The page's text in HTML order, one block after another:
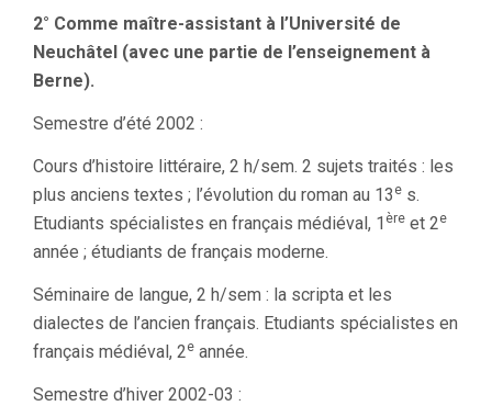
2° Comme maître-assistant à l’Université de
Neuchâtel (avec une partie de l’enseignement à
Berne).
Semestre d’été 2002 :
Cours d’histoire littéraire, 2 h/sem. 2 sujets traités : les
plus anciens textes ; l’évolution du roman au 13 e s.
Etudiants spécialistes en français médiéval, 1 ère et 2e
année ; étudiants de français moderne.
Séminaire de langue, 2 h/sem : la scripta et les
dialectes de l’ancien français. Etudiants spécialistes en
français médiéval, 2e année.
Semestre d’hiver 2002-03 :